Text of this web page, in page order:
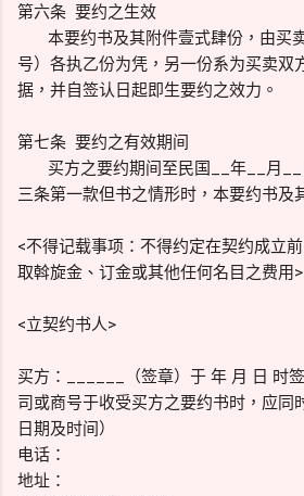
第六条 要约之生效
本要约书及其附件壹式肆份，由买
号）各执乙份为凭，另一份系为买卖双
据，并自签认日起即生要约之效力。
第七条 要约之有效期间
买方之要约期间至民国__年__月__
三条第一款但书之情形时，本要约书及
<不得记载事项：不得约定在契约成立
取斡旋金、订金或其他任何名目之费用>
<立契约书人>
买方：______（签章）于 年 月 日 时
司或商号于收受买方之要约书时，应同
日期及时间）
电话：
地址：